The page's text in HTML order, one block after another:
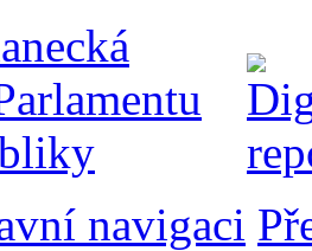
navigaci